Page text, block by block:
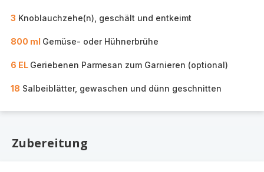
3 Knoblauchzehe(n), geschält und entkeimt
800 ml Gemüse- oder Hühnerbrühe
6 EL Geriebenen Parmesan zum Garnieren (optional)
18 Salbeiblätter, gewaschen und dünn geschnitten
Zubereitung